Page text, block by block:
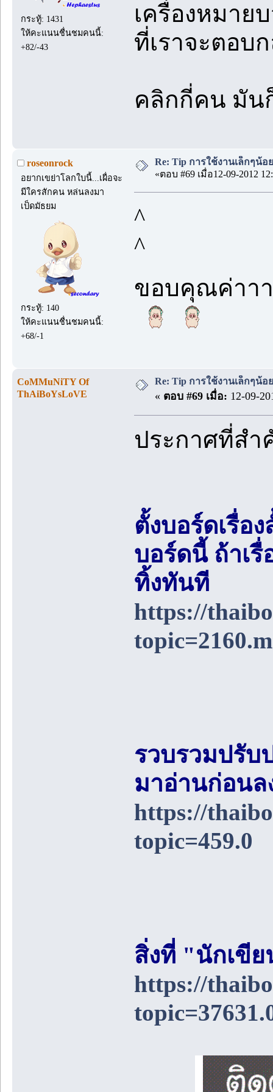
กระทู้: 1431
ให้คะแนนชื่นชมคนนี้:
+82/-43
เครื่องหมาย
ที่เราจะตอบ
คลิกกี่คน มัน
roseonrock
อยากเขย่าโลกใบนี้...เผื่อจะ
มีใครสักคน หล่นลงมา
เป็ดมัธยม
กระทู้: 140
ให้คะแนนชื่นชมคนนี้:
+68/-1
Re: Tip การใช้งานเล็กๆน้อ
«ตอบ #69 เมื่อ12-09-2012
^
^
ขอบคุณค่าา
CoMMuNiTY Of
ThAiBoYsLoVE
Re: Tip การใช้งานเล็กๆน้อ
« ตอบ #69 เมื่อ: 12-09-
ประกาศที่ส
ตั้งบอร์ดเรื่อ
บอร์ดนี้ ถ้าเ
ทิ้งทันที
https://
รวบรวมปรับ
มาอ่านก่อน
https://
topic=459.0
สิ่งที่ "นักเขี
https://